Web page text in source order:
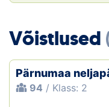
Galerii
Võistlused
Pärnumaa
94 / Klass: 2